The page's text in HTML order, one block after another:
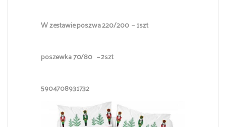
W zestawie poszwa 220/200 – 1szt
poszewka 70/80 – 2szt
5904708931732